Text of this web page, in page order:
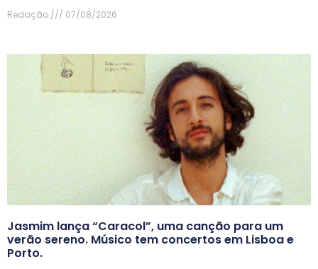
Redação 07/08/2026
Jasmim lança “Caracol”, uma canção para um
verão sereno. Músico tem concertos em Lisboa e
Porto.